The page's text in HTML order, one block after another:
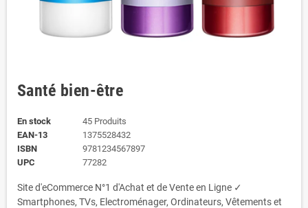
Santé bien-être
En stock
45 Produits
EAN-13
1375528432
ISBN
9781234567897
UPC
77282
Site d'eCommerce N°1 d'Achat et de Vente en Ligne ✓
Smartphones, TVs, Electroménager, Ordinateurs, Vêtements et